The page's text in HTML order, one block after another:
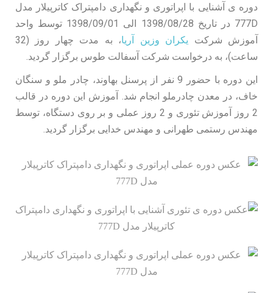
دوره ی آشنایی با اپراتوری و نگهداری دامپتراک کاترپیلار مدل
777D در تاریخ 1398/08/28 الی 1398/09/01 توسط واحد
آموزش شرکت یکران وزین آریا
، به مدت چهار روز (32
ساعت)، به درخواست شرکت آسفالت طوس برگزار گردید.
این دوره با حضور 9 نفر از پرسنل بهاوند، چادر ملو و سنگان
خاف، در معدن چادرملو انجام شد. آموزش این دوره در قالب
2 روز آموزش تئوری و 2 روز عملی و بر روی دستگاه، توسط
مهندس رستمی طهرانی و مهندس خدایی برگزار گردید.